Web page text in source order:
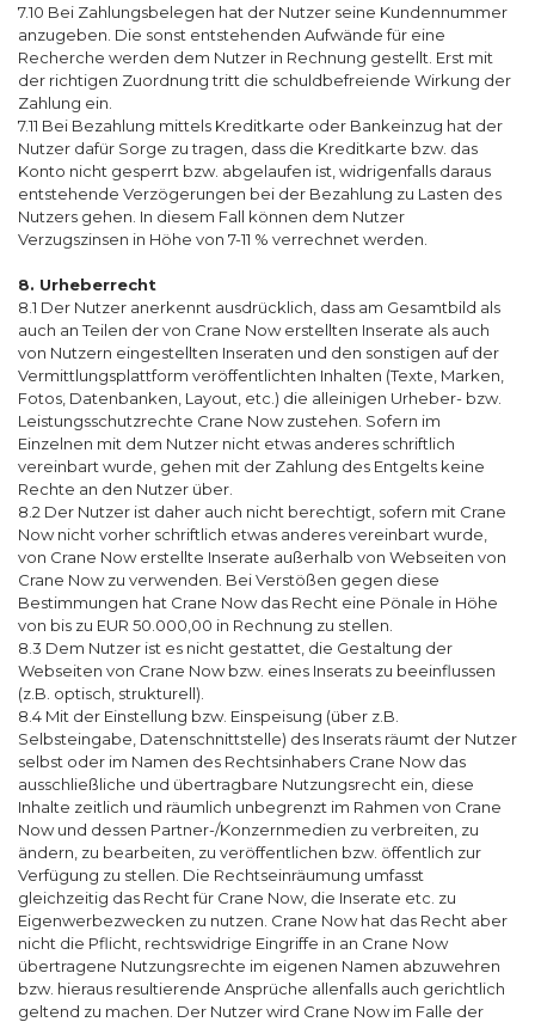
7.10 Bei Zahlungsbelegen hat der Nutzer seine Kundennummer
anzugeben. Die sonst entstehenden Aufwände für eine
Recherche werden dem Nutzer in Rechnung gestellt. Erst mit
der richtigen Zuordnung tritt die schuldbefreiende Wirkung der
Zahlung ein.
7.11 Bei Bezahlung mittels Kreditkarte oder Bankeinzug hat der
Nutzer dafür Sorge zu tragen, dass die Kreditkarte bzw. das
Konto nicht gesperrt bzw. abgelaufen ist, widrigenfalls daraus
entstehende Verzögerungen bei der Bezahlung zu Lasten des
Nutzers gehen. In diesem Fall können dem Nutzer
Verzugszinsen in Höhe von 7-11 % verrechnet werden.
8. Urheberrecht
8.1 Der Nutzer anerkennt ausdrücklich, dass am Gesamtbild als
auch an Teilen der von Crane Now erstellten Inserate als auch
von Nutzern eingestellten Inseraten und den sonstigen auf der
Vermittlungsplattform veröffentlichten Inhalten (Texte, Marken,
Fotos, Datenbanken, Layout, etc.) die alleinigen Urheber- bzw.
Leistungsschutzrechte Crane Now zustehen. Sofern im
Einzelnen mit dem Nutzer nicht etwas anderes schriftlich
vereinbart wurde, gehen mit der Zahlung des Entgelts keine
Rechte an den Nutzer über.
8.2 Der Nutzer ist daher auch nicht berechtigt, sofern mit Crane
Now nicht vorher schriftlich etwas anderes vereinbart wurde,
von Crane Now erstellte Inserate außerhalb von Webseiten von
Crane Now zu verwenden. Bei Verstößen gegen diese
Bestimmungen hat Crane Now das Recht eine Pönale in Höhe
von bis zu EUR 50.000,00 in Rechnung zu stellen.
8.3 Dem Nutzer ist es nicht gestattet, die Gestaltung der
Webseiten von Crane Now bzw. eines Inserats zu beeinflussen
(z.B. optisch, strukturell).
8.4 Mit der Einstellung bzw. Einspeisung (über z.B.
Selbsteingabe, Datenschnittstelle) des Inserats räumt der Nutzer
selbst oder im Namen des Rechtsinhabers Crane Now das
ausschließliche und übertragbare Nutzungsrecht ein, diese
Inhalte zeitlich und räumlich unbegrenzt im Rahmen von Crane
Now und dessen Partner-/Konzernmedien zu verbreiten, zu
ändern, zu bearbeiten, zu veröffentlichen bzw. öffentlich zur
Verfügung zu stellen. Die Rechtseinräumung umfasst
gleichzeitig das Recht für Crane Now, die Inserate etc. zu
Eigenwerbezwecken zu nutzen. Crane Now hat das Recht aber
nicht die Pflicht, rechtswidrige Eingriffe in an Crane Now
übertragene Nutzungsrechte im eigenen Namen abzuwehren
bzw. hieraus resultierende Ansprüche allenfalls auch gerichtlich
geltend zu machen. Der Nutzer wird Crane Now im Falle der